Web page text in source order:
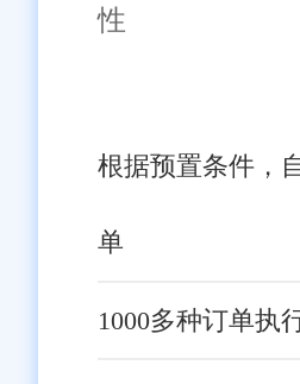
性
根据预置条件，
单
1000多种订单执